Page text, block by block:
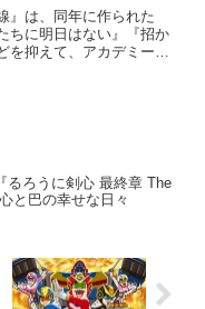
』は、同年に作られた
ちに明日はない』『招か
を抑えて、アカデミー賞
るろうに剣心 最終章 The
と巴の幸せな日々